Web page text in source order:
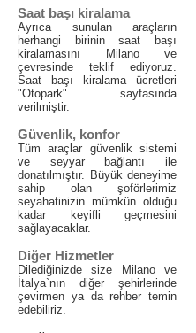
Saat başı kiralama
Ayrıca sunulan araçların
herhangi birinin saat başı
kiralamasını Milano ve
çevresinde teklif ediyoruz.
Saat başı kiralama ücretleri
"Otopark" sayfasında
verilmiştir.
Güvenlik, konfor
Tüm araçlar güvenlik sistemi
ve seyyar bağlantı ile
donatılmıştır. Büyük deneyime
sahip olan şoförlerimiz
seyahatinizin mümkün olduğu
kadar keyifli geçmesini
sağlayacaklar.
Diğer Hizmetler
Dilediğinizde size Milano ve
İtalya`nın diğer şehirlerinde
çevirmen ya da rehber temin
edebiliriz.